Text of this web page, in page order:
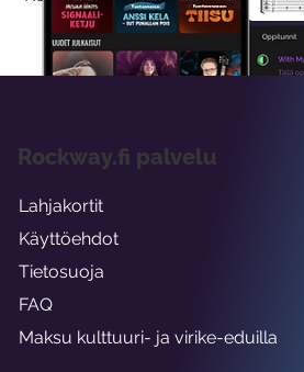
viikon ajaksi.
Rockway.fi palvelu
Lahjakortit
Käyttöehdot
Tietosuoja
FAQ
Maksu kulttuuri- ja virike-eduilla